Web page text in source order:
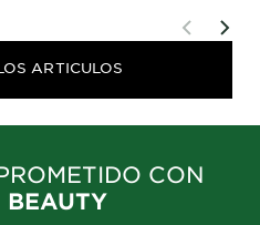
ARTICULOS
CON
BEAUTY